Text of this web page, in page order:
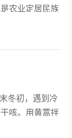
农业定居民族
历代统治者为
冬初，遇到冷
咳。用黄蒿拌
蛋。然后趁热